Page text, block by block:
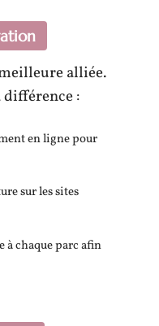
alliée.
:
en ligne pour
sur les sites
à chaque parc afin